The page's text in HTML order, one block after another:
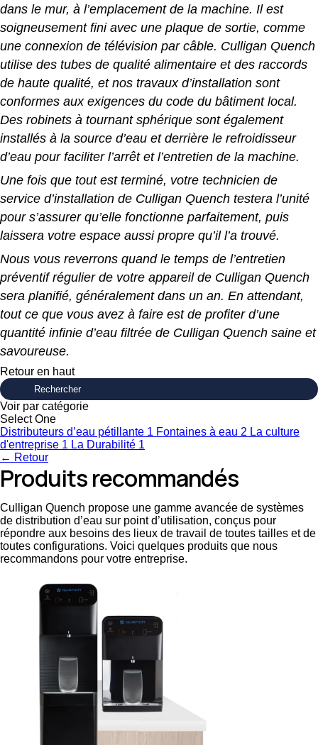
dans le mur, à l’emplacement de la machine. Il est
soigneusement fini avec une plaque de sortie, comme
une connexion de télévision par câble. Culligan Quench
utilise des tubes de qualité alimentaire et des raccords
de haute qualité, et nos travaux d’installation sont
conformes aux exigences du code du bâtiment local.
Des robinets à tournant sphérique sont également
installés à la source d’eau et derrière le refroidisseur
d’eau pour faciliter l’arrêt et l’entretien de la machine.
Une fois que tout est terminé, votre technicien de
service d’installation de Culligan Quench testera l’unité
pour s’assurer qu’elle fonctionne parfaitement, puis
laissera votre espace aussi propre qu’il l’a trouvé.
Nous vous reverrons quand le temps de l’entretien
préventif régulier de votre appareil de Culligan Quench
sera planifié, généralement dans un an. En attendant,
tout ce que vous avez à faire est de profiter d’une
quantité infinie d’eau filtrée de Culligan Quench saine et
savoureuse.
Retour en haut
Voir par catégorie
Select One
Distributeurs d’eau pétillante 1 Fontaines à eau 2 La culture
d'entreprise 1 La Durabilité 1
← Retour
Produits recommandés
Culligan Quench propose une gamme avancée de systèmes
de distribution d’eau sur point d’utilisation, conçus pour
répondre aux besoins des lieux de travail de toutes tailles et de
toutes configurations. Voici quelques produits que nous
recommandons pour votre entreprise.